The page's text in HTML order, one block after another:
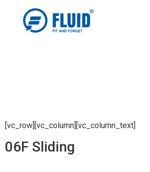
[vc_row][vc_column][vc_column_text]
06F Sliding